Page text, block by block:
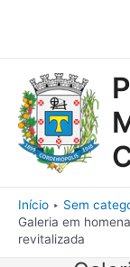
Início
Sem
Galeria em
revitalizada